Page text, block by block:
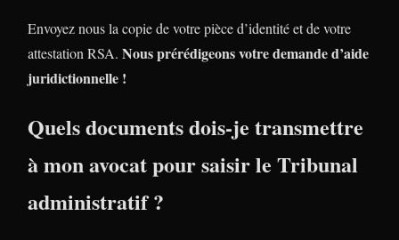
Envoyez nous la copie de votre pièce d’identité et de votre
attestation RSA. Nous prérédigeons votre demande d’aide
juridictionnelle !
Quels documents dois-je transmettre
à mon avocat pour saisir le Tribunal
administratif ?